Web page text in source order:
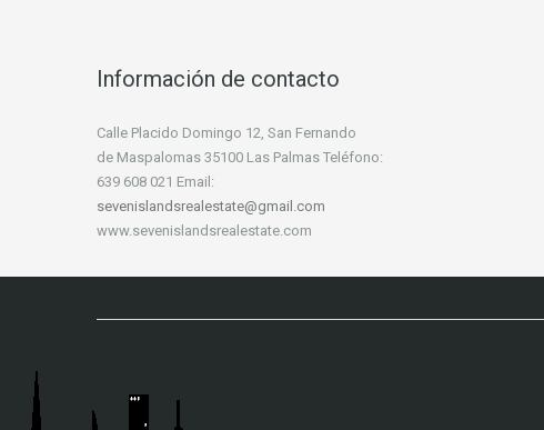
Información de contacto
Calle Placido Domingo 12, San Fernando
de Maspalomas 35100 Las Palmas Teléfono:
639 608 021 Email:
sevenislandsrealestate@gmail.com
www.sevenislandsrealestate.com